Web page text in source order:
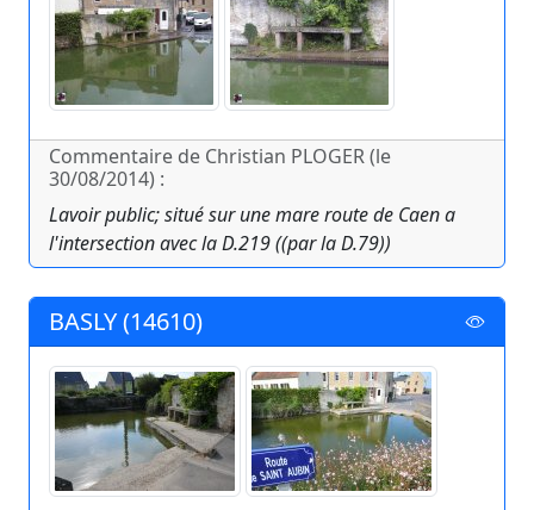
Commentaire de Christian PLOGER (le
30/08/2014) :
Lavoir public; situé sur une mare route de Caen a
l'intersection avec la D.219 ((par la D.79))
BASLY (14610)